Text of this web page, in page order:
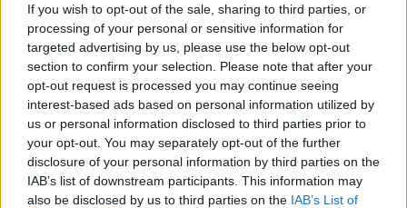
If you wish to opt-out of the sale, sharing to third parties, or
processing of your personal or sensitive information for
targeted advertising by us, please use the below opt-out
section to confirm your selection. Please note that after your
opt-out request is processed you may continue seeing
interest-based ads based on personal information utilized by
us or personal information disclosed to third parties prior to
your opt-out. You may separately opt-out of the further
disclosure of your personal information by third parties on the
IAB’s list of downstream participants. This information may
also be disclosed by us to third parties on the IAB’s List of
I bonus gas, luce e acqua diventano automatici
Multiutility al voto, tra petizioni e referendum
Dopo la neve è allerta ghiaccio
Una task force contro i cantieri lumaca
​"Fiorentini adottate gli anziani vicini di casa"